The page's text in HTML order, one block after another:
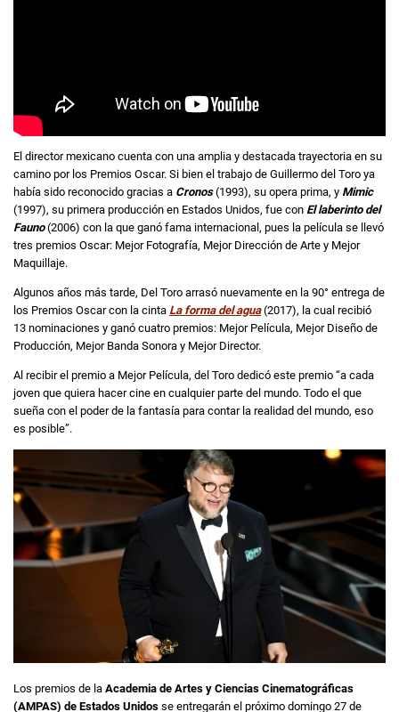
El director mexicano cuenta con una amplia y destacada trayectoria en su
camino por los Premios Oscar. Si bien el trabajo de Guillermo del Toro ya
había sido reconocido gracias a Cronos(1993), su opera prima, y Mimic
(1997), su primera producción en Estados Unidos, fue con El laberinto del
Fauno (2006) con la que ganó fama internacional, pues la película se llevó
tres premios Oscar: Mejor Fotografía, Mejor Dirección de Arte y Mejor
Maquillaje.
Algunos años más tarde, Del Toro arrasó nuevamente en la 90° entrega de
los Premios Oscar con la cinta La forma del agua(2017), la cual recibió
13 nominaciones y ganó cuatro premios: Mejor Película, Mejor Diseño de
Producción, Mejor Banda Sonora y Mejor Director.
Al recibir el premio a Mejor Película, del Toro dedicó este premio “a cada
joven que quiera hacer cine en cualquier parte del mundo. Todo el que
sueña con el poder de la fantasía para contar la realidad del mundo, eso
es posible”.
Los premios de la Academia de Artes y Ciencias Cinematográficas
(AMPAS) de Estados Unidos se entregarán el próximo domingo 27 de